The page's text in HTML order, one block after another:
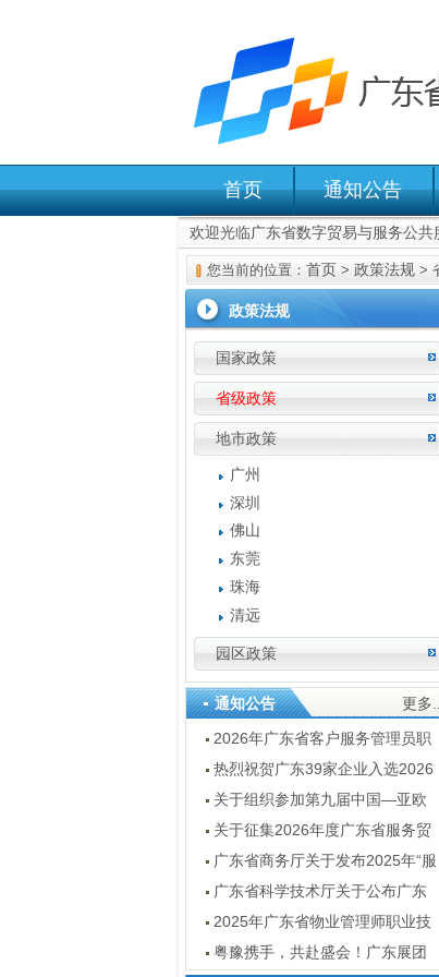
首页 通知公告
欢迎光临广东省数字贸易与服务公共
您当前的位置： 首页 > 政策法规>
政策法规
国家政策
省级政策
地市政策
广州
深圳
佛山
东莞
珠海
清远
园区政策
通知公告 更多..
2026年广东省客户服务管理员职
业技能竞赛通知
热烈祝贺广东39家企业入选2026
数字服务暨服务外包领军企业
关于组织参加第九届中国—亚欧
博览会广东经贸代表团的通知
关于征集2026年度广东省服务贸
易创新案例的通知
广东省商务厅关于发布2025年“服
贸全球”重点展会目录的通知
广东省科学技术厅关于公布广东
省2025年技术先进型服务企业名单
2025年广东省物业管理师职业技
能竞赛结果公示
粤豫携手，共赴盛会！广东展团